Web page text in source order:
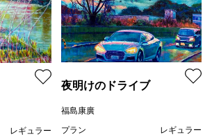
レギュラー
夜明けのドライブ
福島康廣
プラン
レギュラー